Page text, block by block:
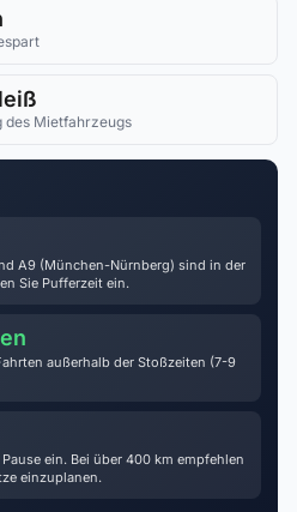
des Mietfahrzeugs
A9 (München-Nürnberg) sind in der
Sie Pufferzeit ein.
außerhalb der Stoßzeiten (7-9
ein. Bei über 400 km empfehlen
einzuplanen.